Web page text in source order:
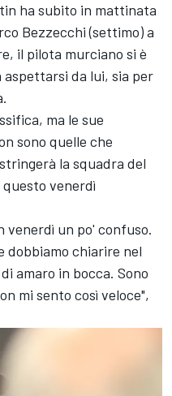
ha subito in mattinata
Bezzecchi(settimo) a
il pilota murciano si è
da lui, sia per
ma le sue
sono quelle che
la squadra del
venerdì
venerdì un po' confuso.
dobbiamo chiarire nel
amaro in bocca. Sono
mi sento così veloce",